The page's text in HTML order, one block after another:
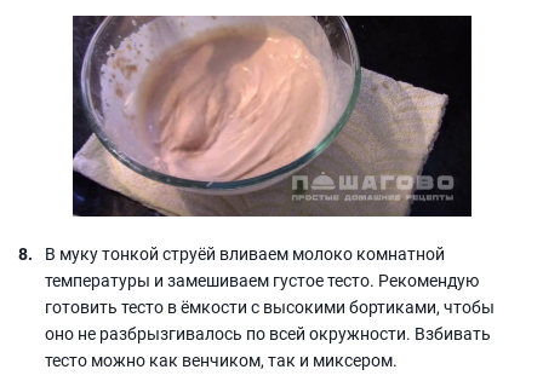
В муку тонкой струёй вливаем молоко комнатной
температуры и замешиваем густое тесто. Рекомендую
готовить тесто в ёмкости с высокими бортиками, чтобы
оно не разбрызгивалось по всей окружности. Взбивать
тесто можно как венчиком, так и миксером.